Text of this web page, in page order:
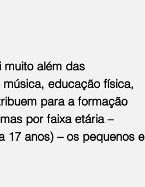
muito além das
educação física,
para a formação
por faixa etária –
17 anos) – os pequenos e